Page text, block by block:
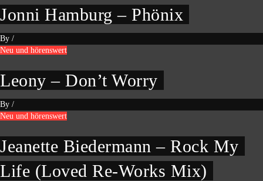
Jonni Hamburg – Phönix
By /
Neu und hörenswert
Leony – Don’t Worry
By /
Neu und hörenswert
Jeanette Biedermann – Rock My
Life (Loved Re-Works Mix)